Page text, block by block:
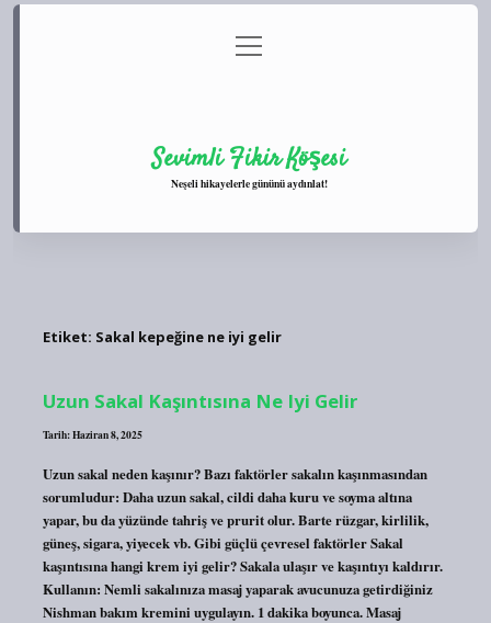
Gizlilik Politikası
menüyü
aç
Sevimli Fikir Köşesi
Neşeli hikayelerle gününü aydınlat!
Etiket: Sakal kepeğine ne iyi gelir
Uzun Sakal Kaşıntısına Ne Iyi Gelir
Tarih: Haziran 8, 2025
Uzun sakal neden kaşınır? Bazı faktörler sakalın kaşınmasından
sorumludur: Daha uzun sakal, cildi daha kuru ve soyma altına
yapar, bu da yüzünde tahriş ve prurit olur. Barte rüzgar, kirlilik,
güneş, sigara, yiyecek vb. Gibi güçlü çevresel faktörler Sakal
kaşıntısına hangi krem iyi gelir? Sakala ulaşır ve kaşıntıyı kaldırır.
Kullanın: Nemli sakalınıza masaj yaparak avucunuza getirdiğiniz
Nishman bakım kremini uygulayın. 1 dakika boyunca. Masaj